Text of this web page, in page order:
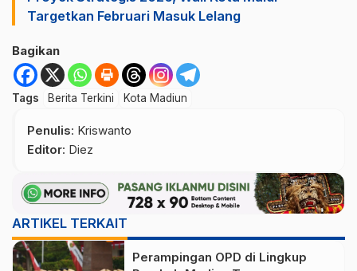
Targetkan Februari Masuk Lelang
Bagikan
Tags Berita Terkini Kota Madiun
Penulis: Kriswanto
Editor: Diez
ARTIKEL TERKAIT
Perampingan OPD di Lingkup